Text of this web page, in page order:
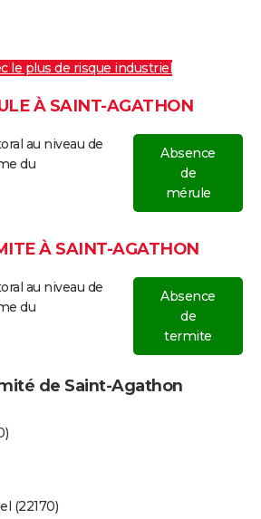
le plus de risque industriel
À SAINT-AGATHON
au niveau de
du
Absence
de
mérule
À SAINT-AGATHON
au niveau de
du
Absence
de
termite
de Saint-Agathon
(22170)